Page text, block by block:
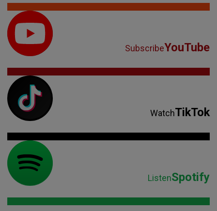
SubscribeYouTube
WatchTikTok
ListenSpotify